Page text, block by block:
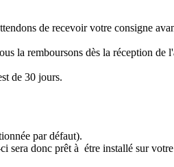
de recevoir votre consigne
la remboursons dès la réception de
de 30 jours.
par défaut).
sera donc prêt à étre installé sur